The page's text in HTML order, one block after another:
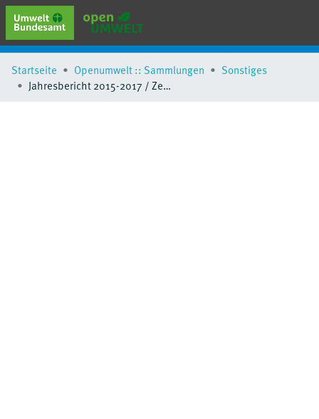
erweiterte Suche
Browse
Startseite Openumwelt :: Sammlungen
Sonstiges
Jahresbericht 2015-2017 / Zentrale Melde- und Auswertestelle für Störfälle und Störungen in verfahrenstechnischen Anlagen (ZEMA)